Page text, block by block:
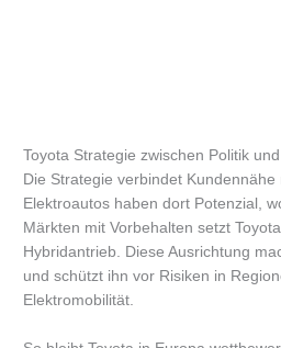
Toyota Strategie zwischen Politik
Die Strategie verbindet Kundennähe
Elektroautos haben dort Potenzial,
Märkten mit Vorbehalten setzt
Hybridantrieb. Diese Ausrichtung
und schützt ihn vor Risiken in
Elektromobilität.